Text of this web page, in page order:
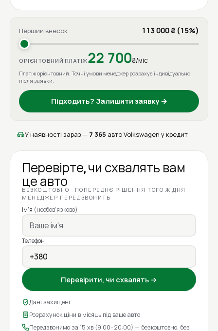
Перший внесок 113 000 ₴ (15%)
ОРІЄНТОВНИЙ ПЛАТІЖ22 700₴/міс
Платіж орієнтовний. Точні умови менеджер розрахує індивідуально
після заявки.
Підходить? Залишити заявку →
У наявності зараз — 7 365 авто Volkswagen у кредит
Перевірте, чи схвалять вам
це авто
БЕЗКОШТОВНО · ПОПЕРЕДНЄ РІШЕННЯ ТОГО Ж ДНЯ ·
МЕНЕДЖЕР ПЕРЕДЗВОНИТЬ
Ім'я (необов'язково)
Телефон
Перевірити, чи схвалять →
Дані захищені
Розрахунок ціни в місяць під ваше авто
Передзвонимо за 15 хв (9:00–20:00) — безкоштовно, без